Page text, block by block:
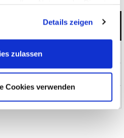
Details zeigen
zulassen
Cookies verwenden